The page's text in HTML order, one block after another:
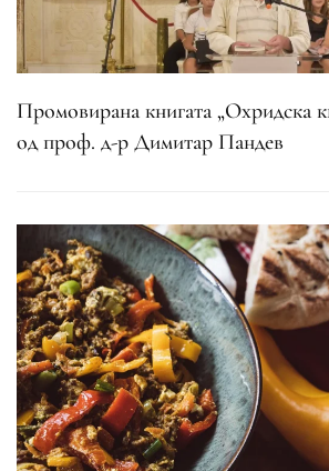
Промовирана книгата „Охридска
од проф. д-р Димитар Пандев